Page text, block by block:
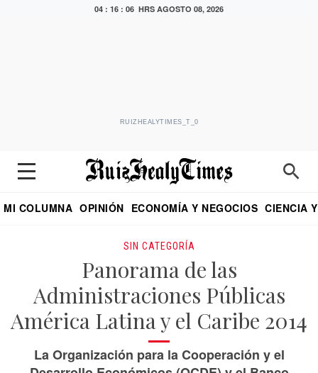
04 : 16 : 08 HRS AGOSTO 08, 2026
RUIZHEALYTIMES_T_0
MI COLUMNA OPINIÓN ECONOMÍA Y NEGOCIOS CIENCIA
SIN CATEGORÍA
Panorama de las
Administraciones Públicas
América Latina y el Caribe 2014
La Organización para la Cooperación y el